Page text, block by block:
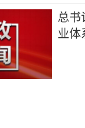
总书
业体